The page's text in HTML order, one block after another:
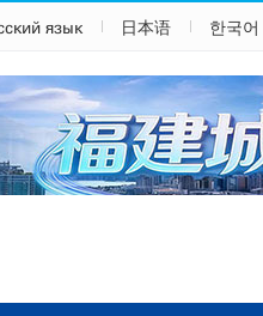
язык 日本语 한국어